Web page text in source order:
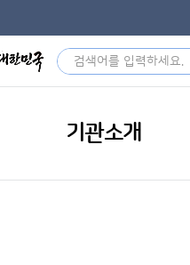
기관소개